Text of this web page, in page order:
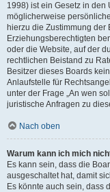
1998) ist ein Gesetz in den
möglicherweise
hierzu die Zustimmung
Erziehungsberechtigten
oder die Website, auf der
rechtlichen Beistand zu
Besitzer dieses Boards
Anlaufstelle für
unter der Frage „An wen
juristische Anfragen zu
Nach oben
Warum kann ich mich
Es kann sein, dass die
ausgeschaltet hat, damit
Es könnte auch sein, dass